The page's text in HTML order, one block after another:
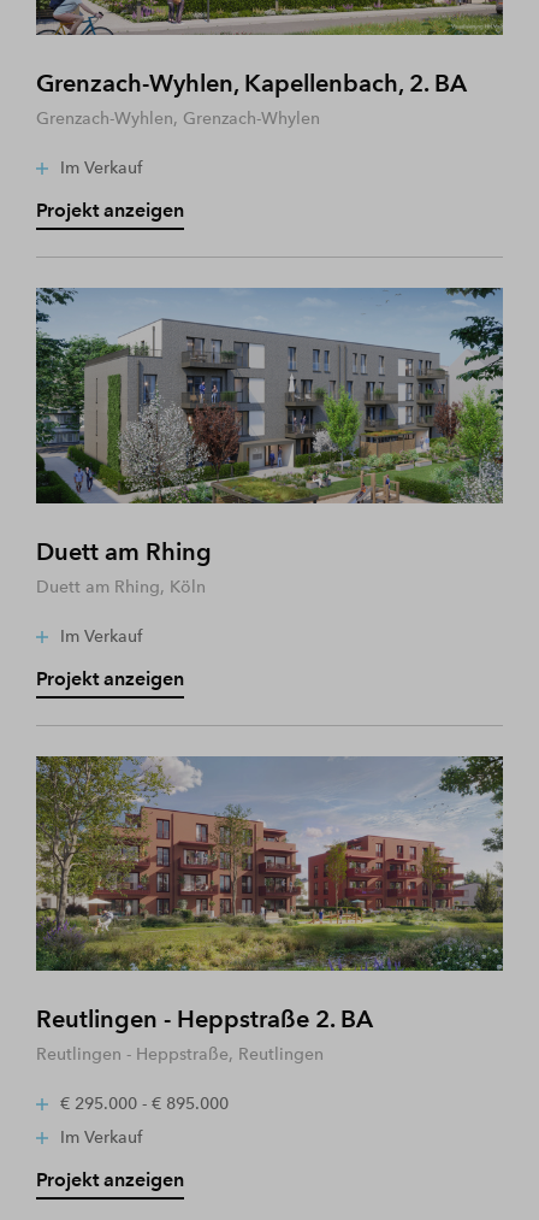
Grenzach-Wyhlen, Kapellenbach, 2. BA
Grenzach-Wyhlen, Grenzach-Whylen
Im Verkauf
Projekt anzeigen
Duett am Rhing
Duett am Rhing, Köln
Im Verkauf
Projekt anzeigen
Reutlingen - Heppstraße 2. BA
Reutlingen - Heppstraße, Reutlingen
€ 295.000 - € 895.000
Im Verkauf
Projekt anzeigen